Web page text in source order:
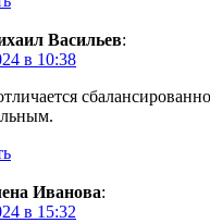
Васильев:
в 10:38
Иванова:
в 15:32